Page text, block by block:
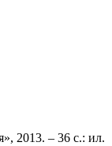
2013. – 36 с.: ил.